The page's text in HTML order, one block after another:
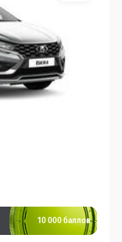
10 000 баллов